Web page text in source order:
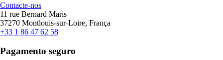
Contacte-nos
11 rue Bernard Maris
37270 Montlouis-sur-Loire, França
+33 1 86 47 62 58
Pagamento seguro